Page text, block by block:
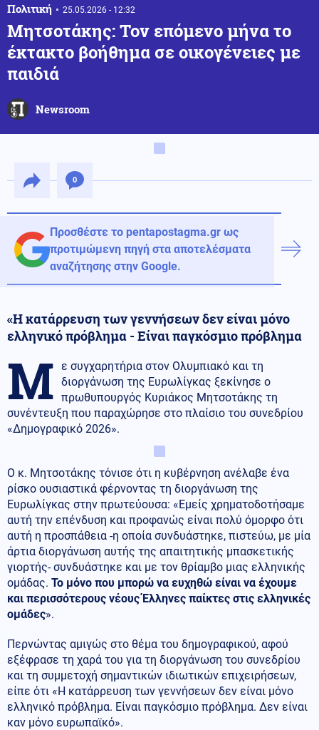
Πολιτική 25.05.2026 - 12:32
Μητσοτάκης: Τον επόμενο μήνα το
έκτακτο βοήθημα σε οικογένειες με
παιδιά
Newsroom
0
Προσθέστε το pentapostagma.gr ως
προτιμώμενη πηγή στα αποτελέσματα
αναζήτησης στην Google.
«Η κατάρρευση των γεννήσεων δεν είναι μόνο
ελληνικό πρόβλημα - Είναι παγκόσμιο πρόβλημα
Μ ε συγχαρητήρια στον Ολυμπιακό και τη
διοργάνωση της Ευρωλίγκας ξεκίνησε ο
πρωθυπουργός Κυριάκος Μητσοτάκης τη
συνέντευξη που παραχώρησε στο πλαίσιο του συνεδρίου
«Δημογραφικό 2026».
Ο κ. Μητσοτάκης τόνισε ότι η κυβέρνηση ανέλαβε ένα
ρίσκο ουσιαστικά φέρνοντας τη διοργάνωση της
Ευρωλίγκας στην πρωτεύουσα: «Εμείς χρηματοδοτήσαμε
αυτή την επένδυση και προφανώς είναι πολύ όμορφο ότι
αυτή η προσπάθεια -η οποία συνδυάστηκε, πιστεύω, με μία
άρτια διοργάνωση αυτής της απαιτητικής μπασκετικής
γιορτής- συνδυάστηκε και με τον θρίαμβο μιας ελληνικής
ομάδας. Το μόνο που μπορώ να ευχηθώ είναι να έχουμε
και περισσότερους νέους Έλληνες παίκτες στις ελληνικές
ομάδες».
Περνώντας αμιγώς στο θέμα του δημογραφικού, αφού
εξέφρασε τη χαρά του για τη διοργάνωση του συνεδρίου
και τη συμμετοχή σημαντικών ιδιωτικών επιχειρήσεων,
είπε ότι «Η κατάρρευση των γεννήσεων δεν είναι μόνο
ελληνικό πρόβλημα. Είναι παγκόσμιο πρόβλημα. Δεν είναι
καν μόνο ευρωπαϊκό».